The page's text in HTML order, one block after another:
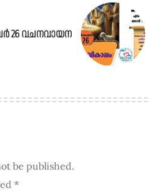
26 വചനവായന
be published.
*